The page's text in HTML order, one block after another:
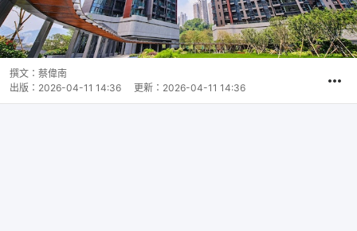
撰文： 蔡偉南
出版： 2026-04-11 14:36 更新： 2026-04-11 14:36